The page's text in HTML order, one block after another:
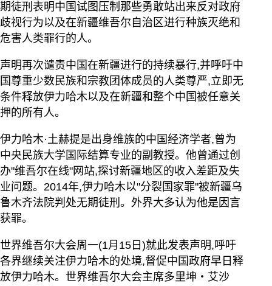
期徒刑表明中国试图压制那些勇敢站出来反对政府
歧视行为以及在新疆维吾尔自治区进行种族灭绝和
危害人类罪行的人。
声明再次谴责中国在新疆进行的持续暴行,并呼吁中
国尊重少数民族和宗教团体成员的人类尊严,立即无
条件释放伊力哈木以及在新疆和整个中国被任意关
押的所有人。
伊力哈木·土赫提是出身维族的中国经济学者,曾为
中央民族大学国际结算专业的副教授。他曾通过创
办"维吾尔在线"网站,探讨新疆地区的收入差距及失
业问题。2014年,伊力哈木以"分裂国家罪"被新疆乌
鲁木齐法院判处无期徒刑。外界大多认为他是因言
获罪。
世界维吾尔大会周一(1月15日)就此发表声明,呼吁
各界继续关注伊力哈木的处境,督促中国政府早日释
放伊力哈木。世界维吾尔大会主席多里坤‧艾沙